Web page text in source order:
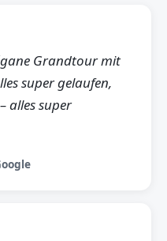
Grandtour mit
super gelaufen,
alles super